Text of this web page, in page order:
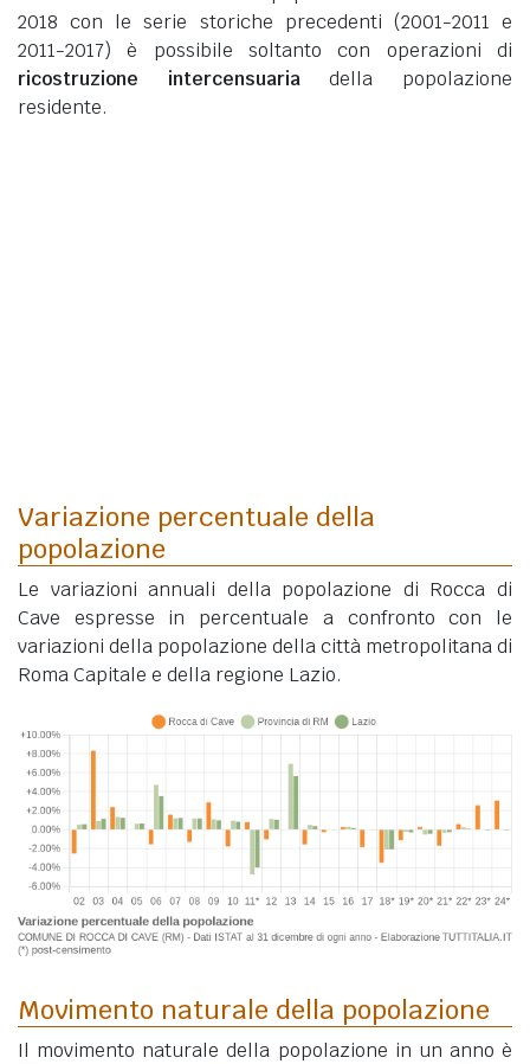
2018 con le serie storiche precedenti (2001-2011 e
2011-2017) è possibile soltanto con operazioni di
ricostruzione intercensuariadella popolazione
residente.
Variazione percentuale della
popolazione
Le variazioni annuali della popolazione di Rocca di
Cave espresse in percentuale a confronto con le
variazioni della popolazione della città metropolitana di
Roma Capitale e della regione Lazio.
Movimento naturale della popolazione
Il movimento naturale della popolazione in un anno è